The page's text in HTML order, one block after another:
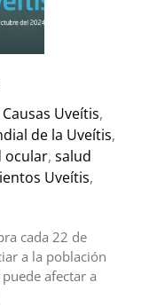
Causas Uveítis,
de la Uveítis,
ocular, salud
Uveítis,
cada 22 de
a la población
afectar a